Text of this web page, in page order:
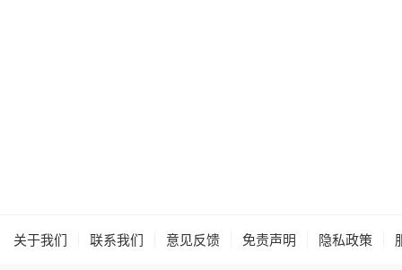
关于我们 联系我们 意见反馈 免责声明 隐私政策